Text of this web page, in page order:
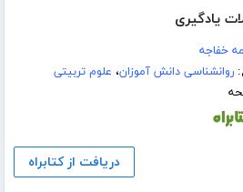
یادگیری
خفاجه
روانشناسی دانش آموزان، علوم تربیتی
دریافت از کتابراه